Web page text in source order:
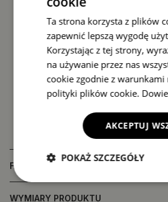
FAQ
WYMIARY PRODUKTU
Ta strona korzysta z plików
zapewnić lepszą wygodę
Korzystając z tej strony,
na używanie przez nas
cookie zgodnie z warunkami
polityki plików cookie.
AKCEPTUJ
POKAŻ SZCZEGÓŁY